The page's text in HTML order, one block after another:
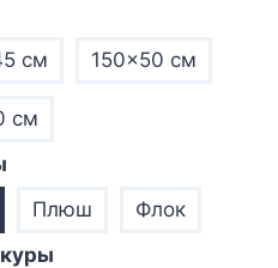
см 150×50 см
см
Плюш
Флок